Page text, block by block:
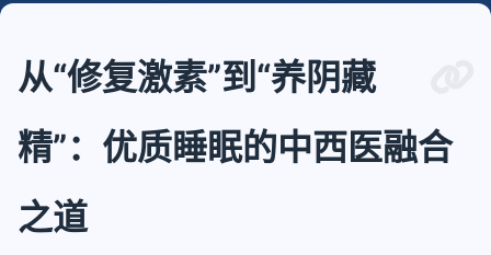
从“修复激素”到“养阴藏
精”：优质睡眠的中西医融合
之道